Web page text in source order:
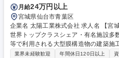
月給24万円以上
宮城県仙台市青葉区
企業名 太陽工業株式会社 求人名 【宮城】建築施工管理／大型膜構造物で
世界トップクラスシェア・有名施設多数 仕事の内容 公共・スポーツ施
等で利用される大型膜構造物の建築施
などシンボリックな物件を中心に、ゼ
業界未経験歓迎 年間休日120日以上